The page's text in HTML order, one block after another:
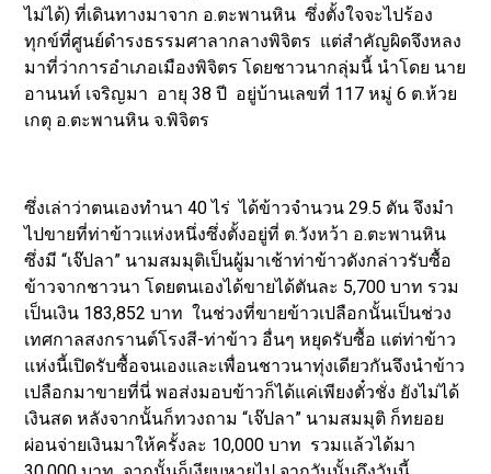
ไม่ได้) ที่เดินทางมาจาก อ.ตะพานหิน ซึ่งตั้งใจจะไปร้อง
ทุกข์ที่ศูนย์ดำรงธรรมศาลากลางพิจิตร แต่สำคัญผิดจึงหลง
มาที่ว่าการอำเภอเมืองพิจิตร โดยชาวนากลุ่มนี้ นำโดย นาย
อานนท์ เจริญมา อายุ 38 ปี อยู่บ้านเลขที่ 117 หมู่ 6 ต.ห้วย
เกตุ อ.ตะพานหิน จ.พิจิตร
ซึ่งเล่าว่าตนเองทำนา 40 ไร่ ได้ข้าวจำนวน 29.5 ตัน จึงมำ
ไปขายที่ท่าข้าวแห่งหนึ่งซึ่งตั้งอยู่ที่ ต.วังหว้า อ.ตะพานหิน
ซึ่งมี “เจ๊ปลา” นามสมมุติเป็นผู้มาเช้าท่าข้าวดังกล่าวรับซื้อ
ข้าวจากชาวนา โดยตนเองได้ขายได้ตันละ 5,700 บาท รวม
เป็นเงิน 183,852 บาท ในช่วงที่ขายข้าวเปลือกนั้นเป็นช่วง
เทศกาลสงกรานต์โรงสี-ท่าข้าว อื่นๆ หยุดรับซื้อ แต่ท่าข้าว
แห่งนี้เปิดรับซื้อจนเองและเพื่อนชาวนาทุ่งเดียวกันจึงนำข้าว
เปลือกมาขายที่นี่ พอส่งมอบข้าวก็ได้แค่เพียงตั๋วชั่ง ยังไม่ได้
เงินสด หลังจากนั้นก็ทวงถาม “เจ๊ปลา” นามสมมุติ ก็ทยอย
ผ่อนจ่ายเงินมาให้ครั้งละ 10,000 บาท รวมแล้วได้มา